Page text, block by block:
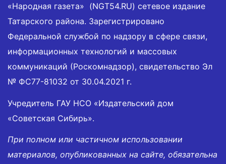
«Народная газета» (NGT54.RU) сетевое издание
Татарского района. Зарегистрировано
Федеральной службой по надзору в сфере связи,
информационных технологий и массовых
коммуникаций (Роскомнадзор), свидетельство Эл
№ ФС77-81032 от 30.04.2021 г.
Учредитель ГАУ НСО «Издательский дом
«Советская Сибирь».
При полном или частичном использовании
материалов, опубликованных на сайте, обязательна